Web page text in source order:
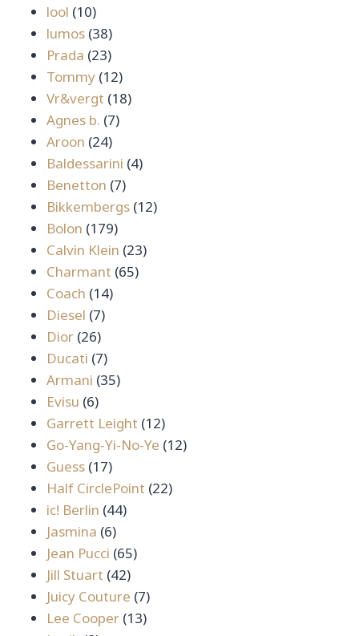
lool 1010
สินค้า
lumos 3838
สินค้า
Prada 2323
สินค้า
Tommy 1212
สินค้า
Vr&vergt 1818
Agnes b. 77
Aroon 2424
สินค้า
Baldessarini 44
Benetton 77
สินค้า
Bikkembergs 1212
Bolon 179179
สินค้า
Calvin Klein 2323
Charmant 6565
Coach 1414
Diesel 77
สินค้า
Dior 2626
สินค้า
Ducati 77
สินค้า
Armani 3535
Evisu 66
สินค้า
Garrett Leight 1212
สินค้า
Go-Yang-Yi-No-Ye 1212
Guess 1717
สินค้า
Half CirclePoint 2222
ic! Berlin 4444
Jasmina 66
สินค้า
Jean Pucci 6565
Jill Stuart 4242
สินค้า
Juicy Couture 77
สินค้า
Lee Cooper 1313